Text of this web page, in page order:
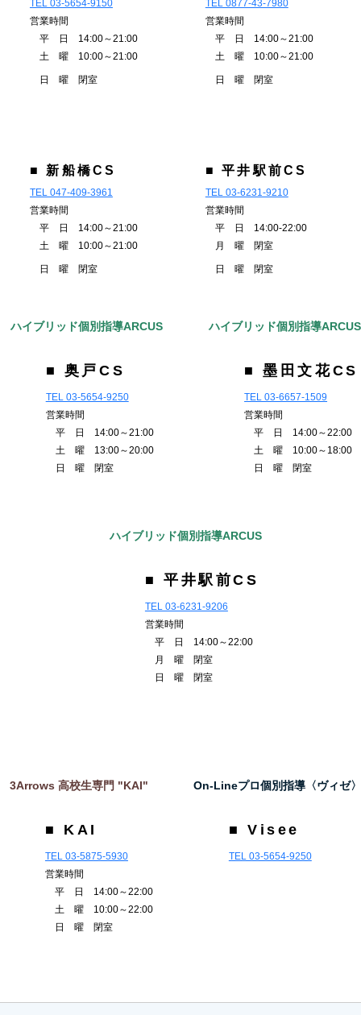
TEL 03-5654-9150
営業時間
平 日 14:00～21:00
土 曜 10:00～21:00
日 曜 閉室
TEL 0877-43-7980
営業時間
平 日 14:00～21:00
土 曜 10:00～21:00
日 曜 閉室
■ 新船橋CS
TEL 047-409-3961
営業時間
平 日 14:00～21:00
土 曜 10:00～21:00
日 曜 閉室
■ 平井駅前CS
TEL 03-6231-9210
営業時間
平 日 14:00-22:00
月 曜 閉室
日 曜 閉室
ハイブリッド個別指導ARCUS
■ 奥戸CS
TEL 03-5654-9250
営業時間
平 日 14:00～21:00
土 曜 13:00～20:00
日 曜 閉室
ハイブリッド個別指導ARCUS
■ 墨田文花CS
TEL 03-6657-1509
営業時間
平 日 14:00～22:00
土 曜 10:00～18:00
日 曜 閉室
ハイブリッド個別指導ARCUS
■ 平井駅前CS
TEL 03-6231-9206
営業時間
平 日 14:00～22:00
月 曜 閉室
日 曜 閉室
3Arrows 高校生専門 "KAI"
■ KAI
TEL 03-5875-5930
営業時間
平 日 14:00～22:00
土 曜 10:00～22:00
日 曜 閉室
On-Lineプロ個別指導〈ヴィゼ〉
■ Visee
TEL 03-5654-9250